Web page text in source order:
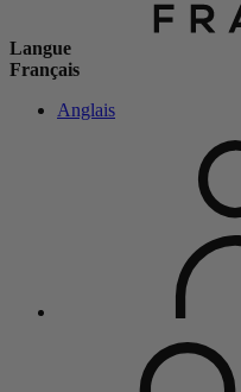
Langue
Français
Anglais